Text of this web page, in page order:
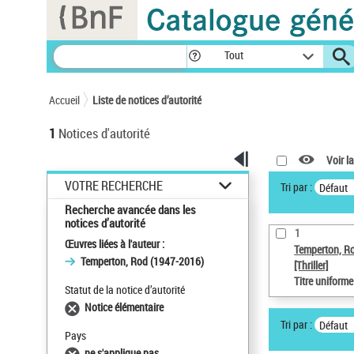
Tout
Accueil Liste de notices d’autorité
1 Notices d'autorité
VOTRE RECHERCHE
Recherche avancée dans les
notices d’autorité
Œuvres liées à l'auteur :
Temperton, Rod (1947-2016)
Statut de la notice d’autorité
Notice élémentaire
Pays
Voir
Tri par : Défaut
1
Temperton,
[Thriller]
Titre
Tri par : Défaut
Panneau de gestion des cookies